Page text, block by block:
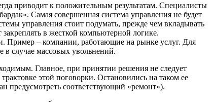
приводит к положительным результатам. Специалисты
Самая совершенная система управления не будет
управления стоит подумать, прежде чем вкладывать
в жесткой компьютерной логике.
Пример – компании, работающие на рынке услуг. Для
в случае массовых увольнений.
Главное, при принятии решения не следует
этой поговорки. Остановились на таком ее
предусмотреть соответствующий «ремонт»).